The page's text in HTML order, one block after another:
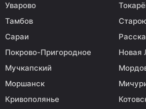
Уварово
Тамбов
Сараи
Покрово-Пригородное
Новая
Мучкапский
Моршанск
Кривополянье